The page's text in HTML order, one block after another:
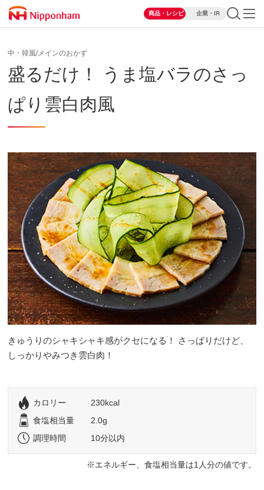
商品・レシピ 企業・IR
中・韓風/メインのおかず
盛るだけ！ うま塩バラのさっ
ぱり雲白肉風
きゅうりのシャキシャキ感がクセになる！ さっぱりだけど、
しっかりやみつき雲白肉！
カロリー
230kcal
食塩相当量
2.0g
調理時間
10分以内
エネルギー、食塩相当量は1人分の値です。